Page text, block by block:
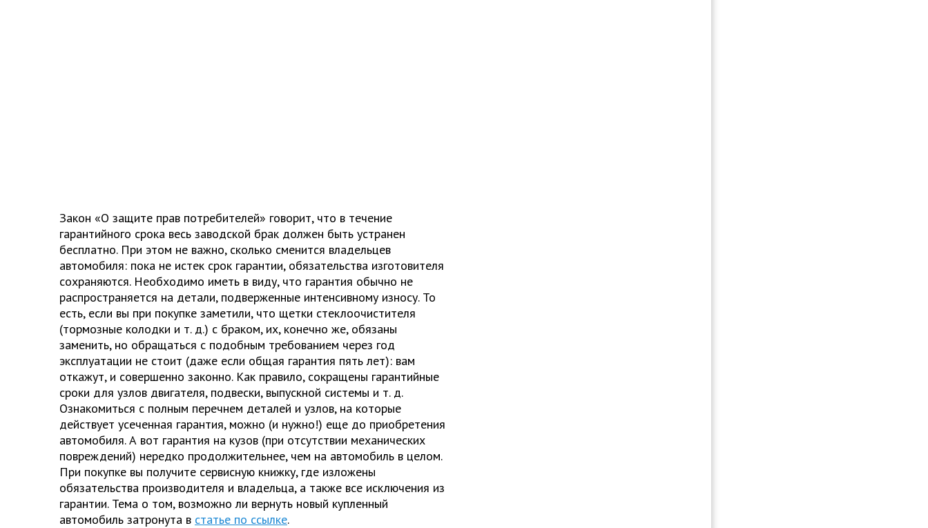
Закон «О защите прав потребителей» говорит, что в течение
гарантийного срока весь заводской брак должен быть устранен
бесплатно. При этом не важно, сколько сменится владельцев
автомобиля: пока не истек срок гарантии, обязательства изготовителя
сохраняются. Необходимо иметь в виду, что гарантия обычно не
распространяется на детали, подверженные интенсивному износу. То
есть, если вы при покупке заметили, что щетки стеклоочистителя
(тормозные колодки и т. д.) с браком, их, конечно же, обязаны
заменить, но обращаться с подобным требованием через год
эксплуатации не стоит (даже если общая гарантия пять лет): вам
откажут, и совершенно законно. Как правило, сокращены гарантийные
сроки для узлов двигателя, подвески, выпускной системы и т. д.
Ознакомиться с полным перечнем деталей и узлов, на которые
действует усеченная гарантия, можно (и нужно!) еще до приобретения
автомобиля. А вот гарантия на кузов (при отсутствии механических
повреждений) нередко продолжительнее, чем на автомобиль в целом.
При покупке вы получите сервисную книжку, где изложены
обязательства производителя и владельца, а также все исключения из
гарантии. Тема о том, возможно ли вернуть новый купленный
автомобиль затронута в статье по ссылке.